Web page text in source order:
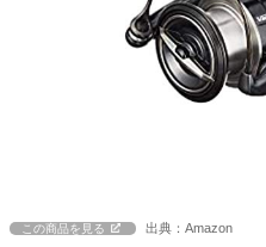
この商品を見る 出典：Amazon